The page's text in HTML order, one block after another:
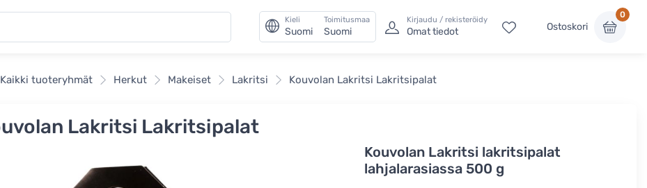
Kieli
Suomi
Toimitusmaa
Suomi
Kirjaudu / rekisteröidy
Omat tiedot Ostoskori
0
Kaikki tuoteryhmät Herkut Makeiset Lakritsi Kouvolan Lakritsi Lakritsipalat
Lakritsi Lakritsipalat
Kouvolan Lakritsi lakritsipalat
lahjalarasiassa 500 g